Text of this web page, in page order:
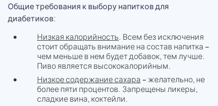
Общие требования к выбору напитков для
диабетиков:
Низкая калорийность. Всем без исключения
стоит обращать внимание на состав напитка –
чем меньше в нем будет добавок, тем лучше.
Пиво является высококалорийным.
Низкое содержание сахара – желательно, не
более пяти процентов. Запрещены ликеры,
сладкие вина, коктейли.